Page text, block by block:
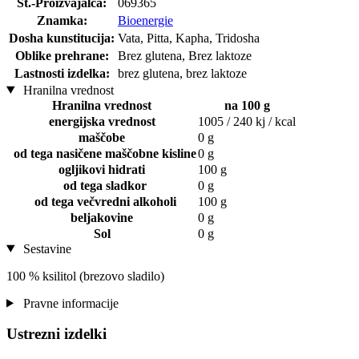
Znamka:
Bioenergie
Dosha kunstitucija: Vata, Pitta, Kapha, Tridosha
Oblike prehrane:
Brez glutena, Brez laktoze
Lastnosti izdelka:
brez glutena, brez laktoze
Hranilna vrednost
Hranilna vrednost
na 100 g
energijska vrednost
1005 / 240 kj / kcal
maščobe
0 g
od tega nasičene maščobne kisline0 g
ogljikovi hidrati
100 g
od tega sladkor
0 g
od tega večvredni alkoholi
100 g
beljakovine
0 g
Sol
0 g
Sestavine
100 % ksilitol (brezovo sladilo)
Pravne informacije
Ustrezni izdelki